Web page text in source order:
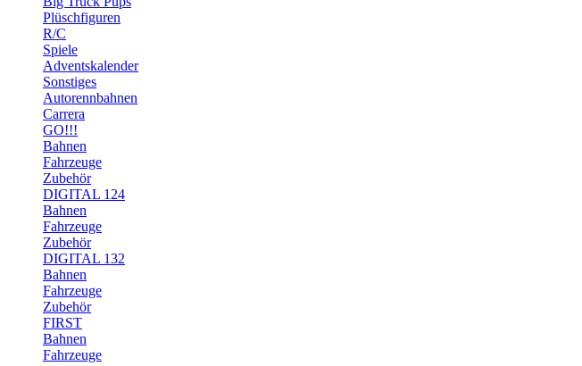
Plüschfiguren
R/C
Spiele
Adventskalender
Sonstiges
Autorennbahnen
Carrera
GO!!!
Bahnen
Fahrzeuge
Zubehör
DIGITAL 124
Bahnen
Fahrzeuge
Zubehör
DIGITAL 132
Bahnen
Fahrzeuge
Zubehör
FIRST
Bahnen
Fahrzeuge